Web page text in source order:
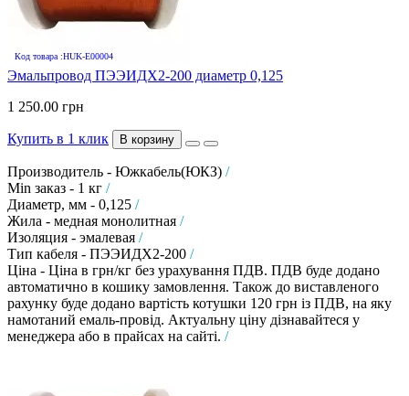
Код товара :HUK-E00004
Эмальпровод ПЭЭИДХ2-200 диаметр 0,125
1 250.00 грн
Купить в 1 клик В корзину
Производитель - Южкабель(ЮКЗ) /
Min заказ - 1 кг /
Диаметр, мм - 0,125 /
Жила - медная монолитная /
Изоляция - эмалевая /
Тип кабеля - ПЭЭИДХ2-200 /
Ціна - Ціна в грн/кг без урахування ПДВ. ПДВ буде додано
автоматично в кошику замовлення. Також до виставленого
рахунку буде додано вартість котушки 120 грн із ПДВ, на яку
намотаний емаль-провід. Актуальну ціну дізнавайтеся у
менеджера або в прайсах на сайті. /